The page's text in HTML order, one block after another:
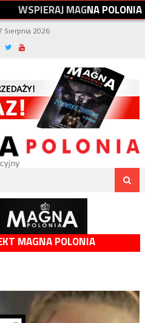
WSPIERAJMAGNAPOLONIA
Sierpnia 2026
MAGNA POLONIA